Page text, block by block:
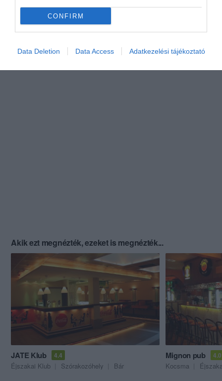
CONFIRM
Data Deletion Data Access Adatkezelési tájékoztató
Akik ezt megnézték, ezeket is megnézték...
JATE Klub 4.4
Éjszakai Klub Szórakozóhely Bár
Mignon pub 4.0
Kocsma